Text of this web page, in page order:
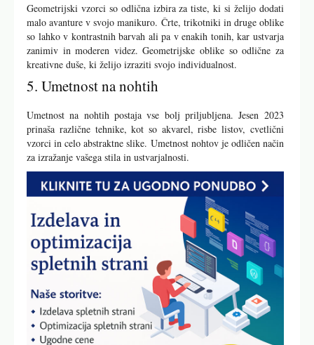
Geometrijski vzorci so odlična izbira za tiste, ki si želijo dodati
malo avanture v svojo manikuro. Črte, trikotniki in druge oblike
so lahko v kontrastnih barvah ali pa v enakih tonih, kar ustvarja
zanimiv in moderen videz. Geometrijske oblike so odlične za
kreativne duše, ki želijo izraziti svojo individualnost.
5. Umetnost na nohtih
Umetnost na nohtih postaja vse bolj priljubljena. Jesen 2023
prinaša različne tehnike, kot so akvarel, risbe listov, cvetlični
vzorci in celo abstraktne slike. Umetnost nohtov je odličen način
za izražanje vašega stila in ustvarjalnosti.